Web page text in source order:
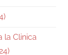
la Clinica